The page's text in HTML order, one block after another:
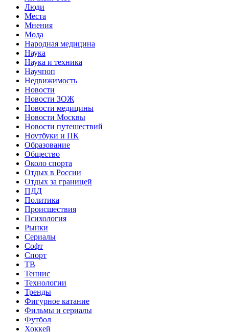
Люди
Места
Мнения
Мода
Народная медицина
Наука
Наука и техника
Научпоп
Недвижимость
Новости
Новости ЗОЖ
Новости медицины
Новости Москвы
Новости путешествий
Ноутбуки и ПК
Образование
Общество
Около спорта
Отдых в России
Отдых за границей
ПДД
Политика
Происшествия
Психология
Рынки
Сериалы
Софт
Спорт
ТВ
Теннис
Технологии
Тренды
Фигурное катание
Фильмы и сериалы
Футбол
Хоккей